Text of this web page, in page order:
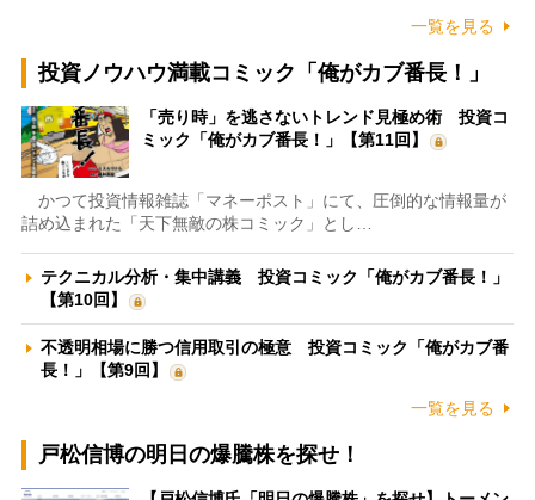
一覧を見る
投資ノウハウ満載コミック「俺がカブ番長！」
「売り時」を逃さないトレンド見極め術 投資コ
ミック「俺がカブ番長！」【第11回】
かつて投資情報雑誌「マネーポスト」にて、圧倒的な情報量が
詰め込まれた「天下無敵の株コミック」とし…
テクニカル分析・集中講義 投資コミック「俺がカブ番長！」
【第10回】
不透明相場に勝つ信用取引の極意 投資コミック「俺がカブ番
長！」【第9回】
一覧を見る
戸松信博の明日の爆騰株を探せ！